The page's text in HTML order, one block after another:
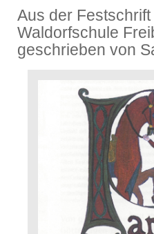
Aus der
Waldorfschule
geschrieben von